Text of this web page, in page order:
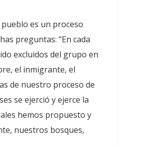
es un proceso
preguntas: “En cada
excluidos del grupo en
el inmigrante, el
de nuestro proceso de
se ejerció y ejerce la
hemos propuesto y
nuestros bosques,